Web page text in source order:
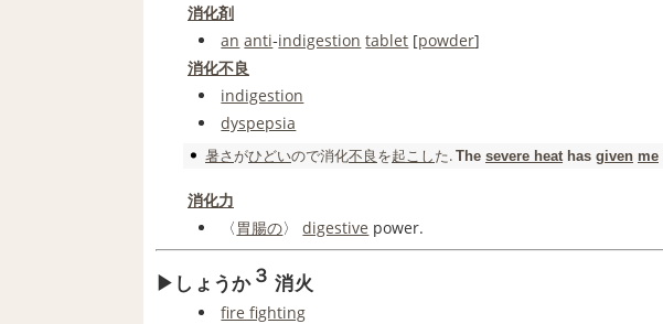
消化剤
an anti‐indigestion tablet [powder]
消化不良
indigestion
dyspepsia
暑さがひどいので消化不良を起こした. The severe heat has given me
消化力
〈 胃腸の〉digestive power.
しょうか３ 消火
fire fighting